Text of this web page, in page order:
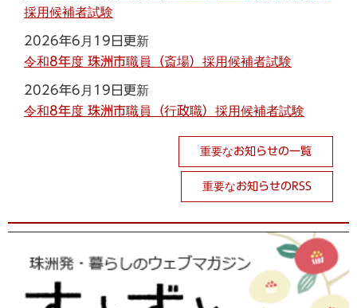
採用候補者試験
2026年6月19日更新
令和8年度 珠洲市職員（斎場）採用候補者試験
2026年6月19日更新
令和8年度 珠洲市職員（行政職）採用候補者試験
重要なお知らせの一覧
重要なお知らせのRSS